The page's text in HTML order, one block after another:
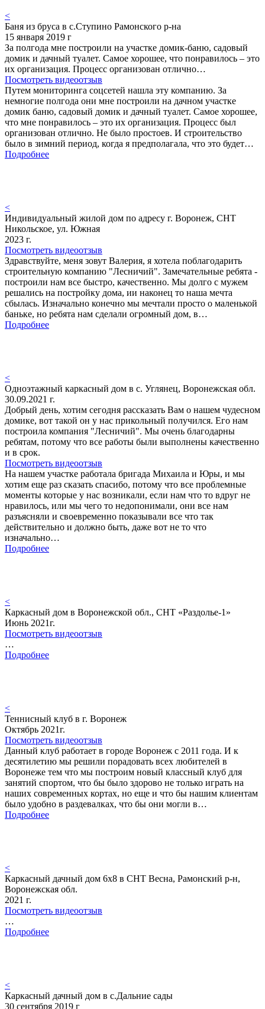
<
Баня из бруса в с.Ступино Рамонского р-на
15 января 2019 г
За полгода мне построили на участке домик-баню, садовый
домик и дачный туалет. Самое хорошее, что понравилось – это
их организация. Процесс организован отлично…
Посмотреть видеоотзыв
Путем мониторинга соцсетей нашла эту компанию. За
немногие полгода они мне построили на дачном участке
домик баню, садовый домик и дачный туалет. Самое хорошее,
что мне понравилось – это их организация. Процесс был
организован отлично. Не было простоев. И строительство
было в зимний период, когда я предполагала, что это будет…
Подробнее
<
Индивидуальный жилой дом по адресу г. Воронеж, СНТ
Никольское, ул. Южная
2023 г.
Посмотреть видеоотзыв
Здравствуйте, меня зовут Валерия, я хотела поблагодарить
строительную компанию "Лесничий". Замечательные ребята -
построили нам все быстро, качественно. Мы долго с мужем
решались на постройку дома, ии наконец то наша мечта
сбылась. Изначально конечно мы мечтали просто о маленькой
баньке, но ребята нам сделали огромный дом, в…
Подробнее
<
Одноэтажный каркасный дом в с. Углянец, Воронежская обл.
30.09.2021 г.
Добрый день, хотим сегодня рассказать Вам о нашем чудесном
домике, вот такой он у нас прикольный получился. Его нам
построила компания "Лесничий". Мы очень благодарны
ребятам, потому что все работы были выполнены качественно
и в срок.
Посмотреть видеоотзыв
На нашем участке работала бригада Михаила и Юры, и мы
хотим еще раз сказать спасибо, потому что все проблемные
моменты которые у нас возникали, если нам что то вдруг не
нравилось, или мы чего то недопонимали, они все нам
разъясняли и своевременно показывали все что так
действительно и должно быть, даже вот не то что
изначально…
Подробнее
<
Каркасный дом в Воронежской обл., СНТ «Раздолье-1»
Июнь 2021г.
Посмотреть видеоотзыв
…
Подробнее
<
Теннисный клуб в г. Воронеж
Октябрь 2021г.
Посмотреть видеоотзыв
Данный клуб работает в городе Воронеж с 2011 года. И к
десятилетию мы решили порадовать всех любителей в
Воронеже тем что мы построим новый классный клуб для
занятий спортом, что бы было здорово не только играть на
наших современных кортах, но еще и что бы нашим клиентам
было удобно в раздевалках, что бы они могли в…
Подробнее
<
Каркасный дачный дом 6х8 в СНТ Весна, Рамонский р-н,
Воронежская обл.
2021 г.
Посмотреть видеоотзыв
…
Подробнее
<
Каркасный дачный дом в с.Дальние сады
30 сентября 2019 г